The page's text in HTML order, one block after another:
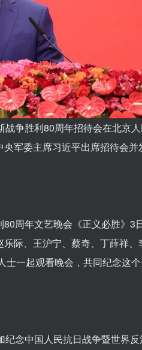
争胜利80周年招待会在北京
军委主席习近平出席招待会并
周年文艺晚会《正义必胜》3
际、王沪宁、蔡奇、丁薛祥、
士一起观看晚会，共同纪念这
念中国人民抗日战争暨世界